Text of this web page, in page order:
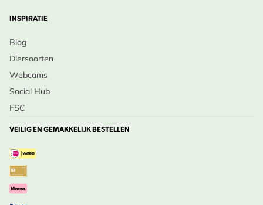
INSPIRATIE
Blog
Diersoorten
Webcams
Social Hub
FSC
VEILIG EN GEMAKKELIJK BESTELLEN